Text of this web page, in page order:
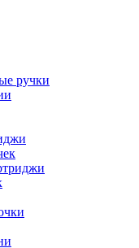
ручки